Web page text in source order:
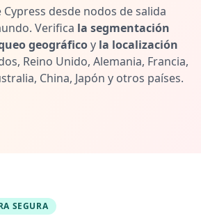
desde nodos de salida
Verifica la segmentación
geográficoy la localización
Reino Unido, Alemania, Francia,
China, Japón y otros países.
SEGURA